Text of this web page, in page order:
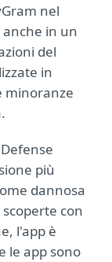
nel
anche in un
del
in
minoranze
più
dannosa
con
l'app è
le app sono